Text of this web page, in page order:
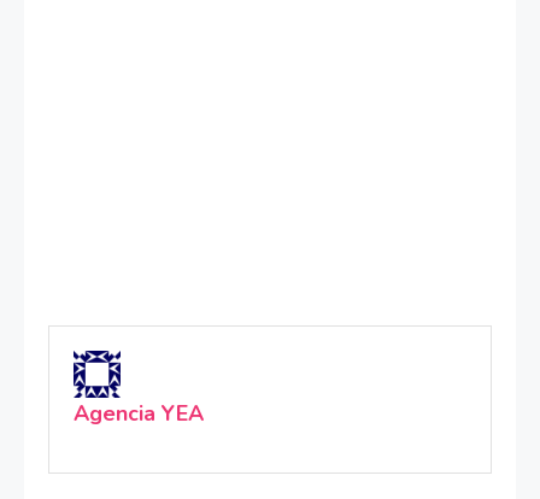
Agencia YEA